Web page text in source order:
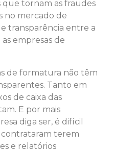
que tornam as fraudes
no mercado de
transparência entre a
empresas de
de formatura não têm
Tanto em
de caixa das
E por mais
diga ser, é difícil
contrataram terem
e relatórios